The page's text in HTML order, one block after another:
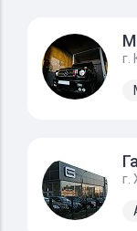
г.
г.